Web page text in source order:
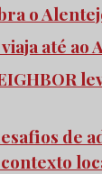
o
até ao
de